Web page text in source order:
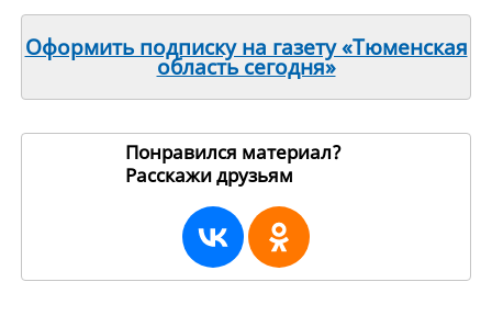
Оформить подписку на газету «Тюменская
область сегодня»
Понравился материал?
Расскажи друзьям